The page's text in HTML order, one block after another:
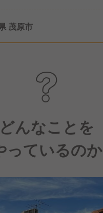
茂原市
んなことを
っているのか